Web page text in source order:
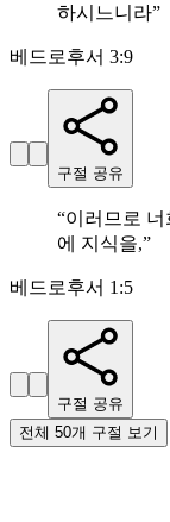
하시느니라”
베드로후서 3:9
구절 공유
“이러므로
에 지식을,”
베드로후서 1:5
구절 공유
전체 50개 구절 보기